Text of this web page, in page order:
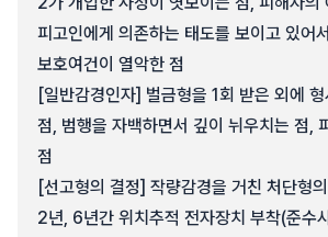
피고인에게 의존하는 태도를 보이고 있어
보호여건이 열악한 점
[일반감경인자] 벌금형을 1회 받은 외에
점, 범행을 자백하면서 깊이 뉘우치는 점,
점
[선고형의 결정] 작량감경을 거친 처단형
2년, 6년간 위치추적 전자장치 부착(준수